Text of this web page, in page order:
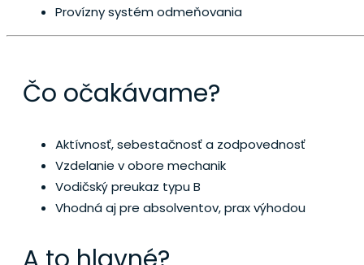
Provízny systém odmeňovania
Čo očakávame?
Aktívnosť, sebestačnosť a zodpovednosť
Vzdelanie v obore mechanik
Vodičský preukaz typu B
Vhodná aj pre absolventov, prax výhodou